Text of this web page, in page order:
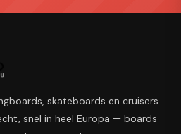
skateboards en cruisers.
snel in heel Europa — boards